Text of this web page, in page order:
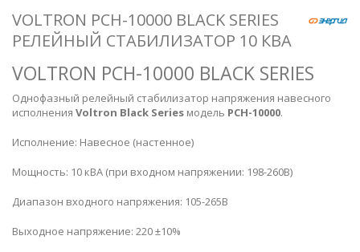
VOLTRON РСН-10000 BLACK SERIES
РЕЛЕЙНЫЙ СТАБИЛИЗАТОР 10 КВА
VOLTRON РСН-10000 BLACK SERIES
Однофазный релейный стабилизатор напряжения навесного
исполнения Voltron Black Series модель РСН-10000.
Исполнение: Навесное (настенное)
Мощность: 10 кВА (при входном напряжении: 198-260В)
Диапазон входного напряжения: 105-265В
Выходное напряжение: 220 ±10%